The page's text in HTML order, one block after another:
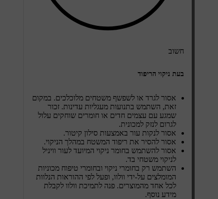
חשוב
בעת ניקוי הריפוד
אסור לגרד או לשפשף משטחים מלוכלכים. במקום
זאת, השתמש בתנועות מעגליות עדינות. זכור
שמגע עם עצמים חדים או חומרים שוחקים עלול
לגרום לנזק למכונית.
אסור לנקות עור באמצעות סילון קיטור.
אסור להסיר את ריפוד המשטח במהלך הניקוי.
אסור להשתמש בחומר ניקוי המיועד לעור וויניל
לניקוי משטחי בד.
השתמש רק בחומרי ניקוי ובחומרי טיפוח מכוניות
המומלצים על-ידי וולוו, ופעל לפי ההוראות הנלוות
לכל אחד מהמוצרים. פנה לתמיכת וולוו לקבלת
מידע נוסף.